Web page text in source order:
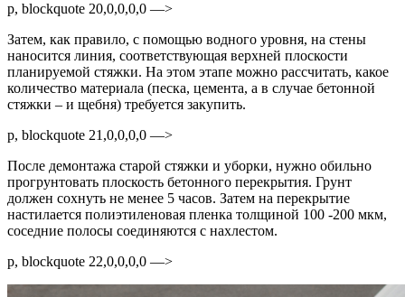
p, blockquote 20,0,0,0,0 —>
Затем, как правило, с помощью водного уровня, на стены
наносится линия, соответствующая верхней плоскости
планируемой стяжки. На этом этапе можно рассчитать, какое
количество материала (песка, цемента, а в случае бетонной
стяжки – и щебня) требуется закупить.
p, blockquote 21,0,0,0,0 —>
После демонтажа старой стяжки и уборки, нужно обильно
прогрунтовать плоскость бетонного перекрытия. Грунт
должен сохнуть не менее 5 часов. Затем на перекрытие
настилается полиэтиленовая пленка толщиной 100 -200 мкм,
соседние полосы соединяются с нахлестом.
p, blockquote 22,0,0,0,0 —>